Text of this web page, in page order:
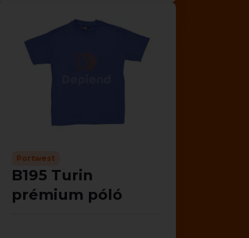
Portwest
B195 Turin
prémium póló